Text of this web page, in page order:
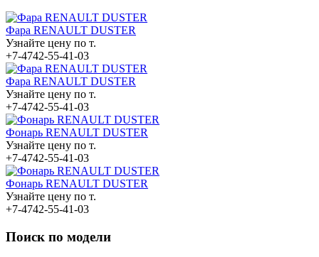
Фара RENAULT DUSTER
Узнайте цену по т.
+7-4742-55-41-03
Фара RENAULT DUSTER
Узнайте цену по т.
+7-4742-55-41-03
Фонарь RENAULT DUSTER
Узнайте цену по т.
+7-4742-55-41-03
Фонарь RENAULT DUSTER
Узнайте цену по т.
+7-4742-55-41-03
Поиск по модели